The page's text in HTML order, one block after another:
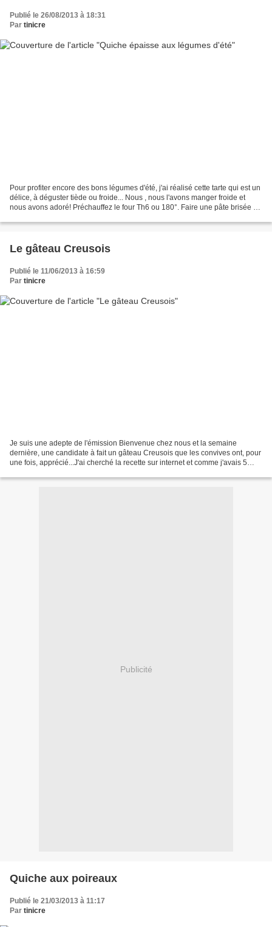
Publié le 26/08/2013 à 18:31
Par tinicre
Pour profiter encore des bons légumes d'été, j'ai réalisé cette tarte qui est un
délice, à déguster tiède ou froide... Nous , nous l'avons manger froide et
nous avons adoré! Préchauffez le four Th6 ou 180°. Faire une pâte brisée ou
Le gâteau Creusois
Publié le 11/06/2013 à 16:59
Par tinicre
Je suis une adepte de l'émission Bienvenue chez nous et la semaine
dernière, une candidate à fait un gâteau Creusois que les convives ont, pour
une fois, apprécié...J'ai cherché la recette sur internet et comme j'avais 5
Publicité
Quiche aux poireaux
Publié le 21/03/2013 à 11:17
Par tinicre